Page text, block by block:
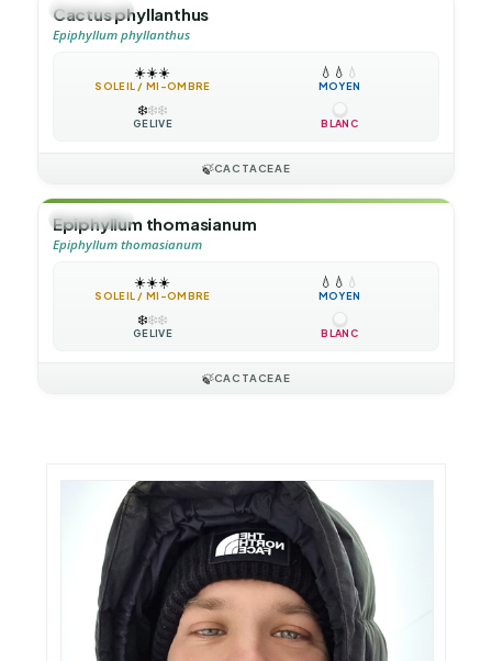
🌲ARBUSTE
Cactus phyllanthus
Epiphyllum phyllanthus
☀️☀️☀️
SOLEIL / MI-OMBRE
💧 💧 💧
MOYEN
❄️❄️❄️
GÉLIVE BLANC
🍃CACTACEAE
🌲ARBUSTE
Epiphyllum thomasianum
Epiphyllum thomasianum
☀️☀️☀️
SOLEIL / MI-OMBRE
💧 💧 💧
MOYEN
❄️❄️❄️
GÉLIVE BLANC
🍃CACTACEAE